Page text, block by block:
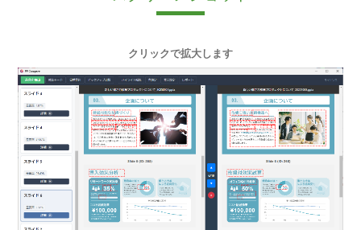
クリックで拡大します